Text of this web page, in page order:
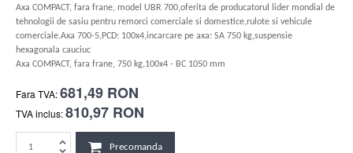
Axa COMPACT, fara frane, model UBR 700,oferita de producatorul lider mondial de
tehnologii de sasiu pentru remorci comerciale si domestice,rulote si vehicule
comerciale.Axa 700-5,PCD: 100x4,incarcare pe axa: SA 750 kg,suspensie
hexagonala cauciuc
Axa COMPACT, fara frane, 750 kg,100x4 - BC 1050 mm
Fara TVA:681,49 RON
TVA inclus:810,97 RON
Precomanda